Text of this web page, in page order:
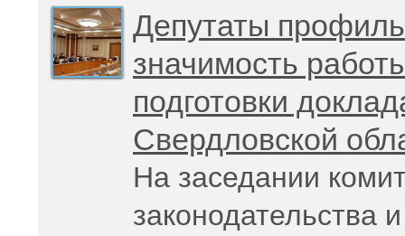
Депутаты
значимость
подготовки
Свердловской
На заседании
законодательства